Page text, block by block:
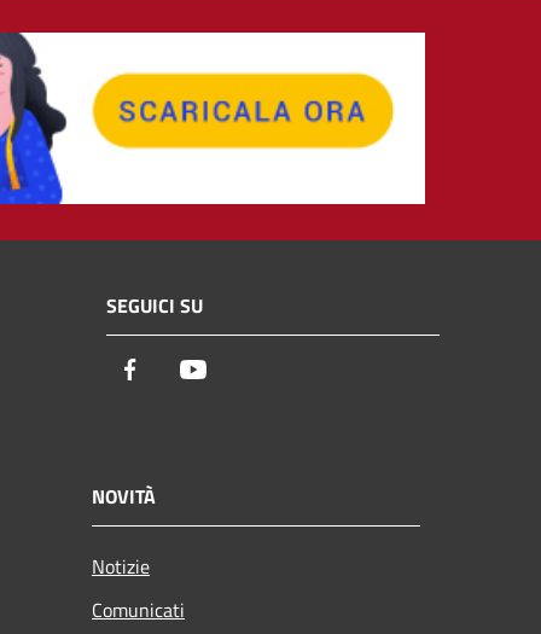
SEGUICI SU
Facebook
NOVITÀ
Notizie
Comunicati